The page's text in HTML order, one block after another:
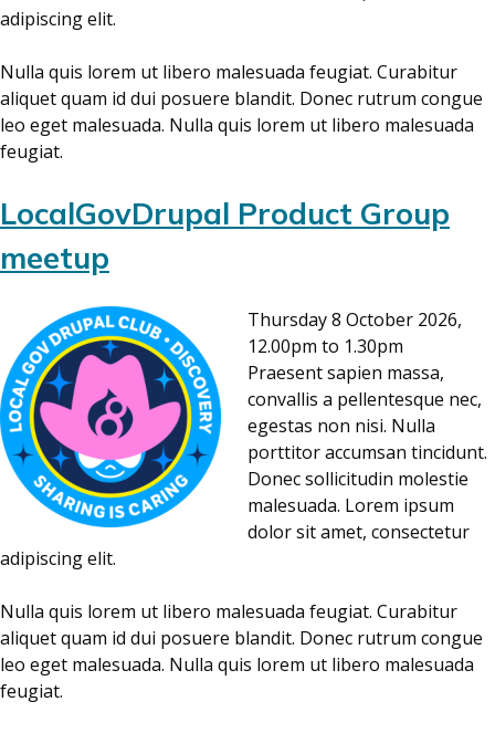
adipiscing elit.
Nulla quis lorem ut libero malesuada feugiat. Curabitur
aliquet quam id dui posuere blandit. Donec rutrum congue
leo eget malesuada. Nulla quis lorem ut libero malesuada
feugiat.
LocalGovDrupal Product Group
meetup
Thursday 8 October 2026,
12.00pm to 1.30pm
Praesent sapien massa,
convallis a pellentesque nec,
egestas non nisi. Nulla
porttitor accumsan tincidunt.
Donec sollicitudin molestie
malesuada. Lorem ipsum
dolor sit amet, consectetur
adipiscing elit.
Nulla quis lorem ut libero malesuada feugiat. Curabitur
aliquet quam id dui posuere blandit. Donec rutrum congue
leo eget malesuada. Nulla quis lorem ut libero malesuada
feugiat.